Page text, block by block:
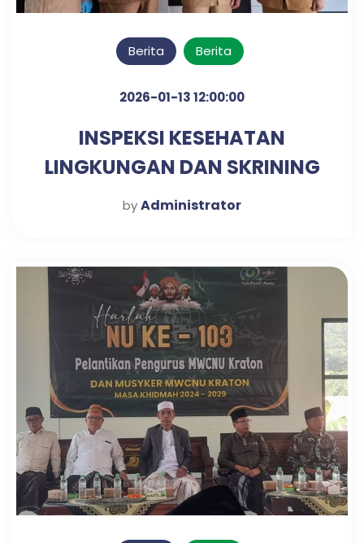
Berita Berita
2026-01-13 12:00:00
INSPEKSI KESEHATAN
LINGKUNGAN DAN SKRINING
DIABETES & HIPERTENSI
byAdministrator